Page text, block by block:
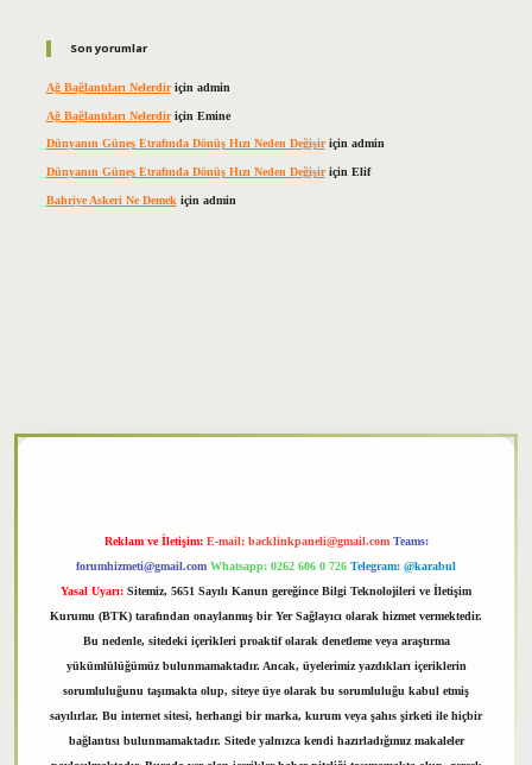
Son yorumlar
Ağ Bağlantıları Nelerdiriçin admin
Ağ Bağlantıları Nelerdiriçin Emine
Dünyanın Güneş Etrafında Dönüş Hızı Neden Değişiriçin admin
Dünyanın Güneş Etrafında Dönüş Hızı Neden Değişiriçin Elif
Bahriye Askeri Ne Demek için admin
Reklam ve İletişim: E-mail: backlinkpaneli@gmail.com Teams:
forumhizmeti@gmail.com Whatsapp: 0262 606 0 726 Telegram: @karabul
Yasal Uyarı: Sitemiz, 5651 Sayılı Kanun gereğince Bilgi Teknolojileri ve İletişim
Kurumu (BTK) tarafından onaylanmış bir Yer Sağlayıcı olarak hizmet vermektedir.
Bu nedenle, sitedeki içerikleri proaktif olarak denetleme veya araştırma
yükümlülüğümüz bulunmamaktadır. Ancak, üyelerimiz yazdıkları içeriklerin
sorumluluğunu taşımakta olup, siteye üye olarak bu sorumluluğu kabul etmiş
sayılırlar. Bu internet sitesi, herhangi bir marka, kurum veya şahıs şirketi ile hiçbir
bağlantısı bulunmamaktadır. Sitede yalnızca kendi hazırladığımız makaleler